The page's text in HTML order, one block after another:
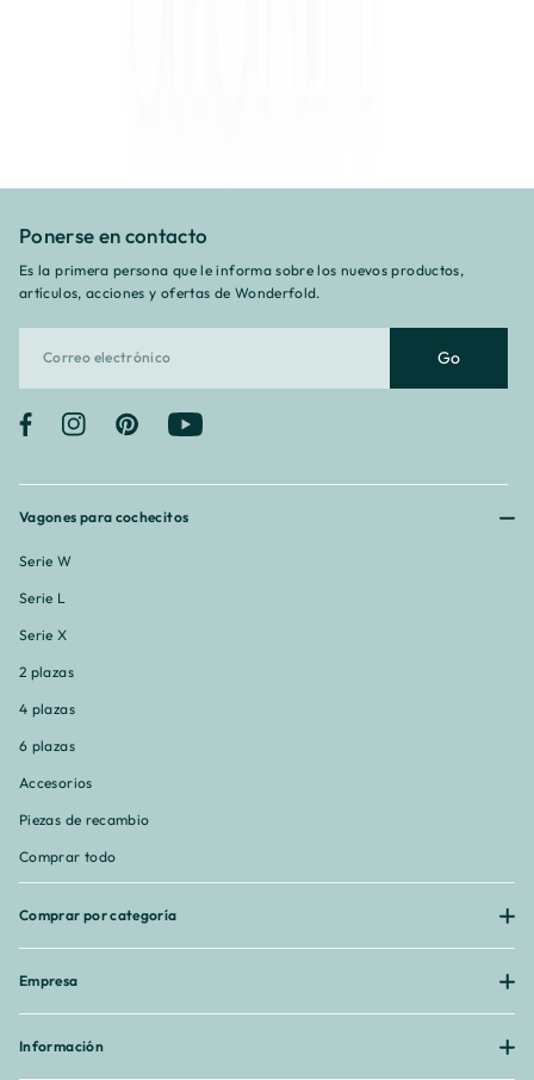
Vagones para cochecitos
Serie W
Serie L
Serie X
2 plazas
4 plazas
6 plazas
Accesorios
Piezas de recambio
Comprar todo
Comprar por categoría
Empresa
Información
Ponerse en contacto
Es la primera persona que le informa sobre los nuevos productos,
artículos, acciones y ofertas de Wonderfold.
Go
FacebookInstagramPinterest YouTube